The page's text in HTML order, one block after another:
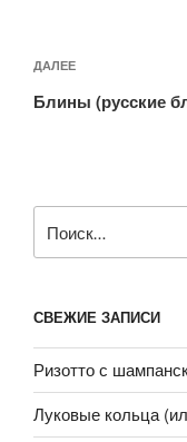
записям
Следующая
запись
ДАЛЕЕ
Блины (русские
СВЕЖИЕ ЗАПИСИ
Ризотто с
Луковые кольца